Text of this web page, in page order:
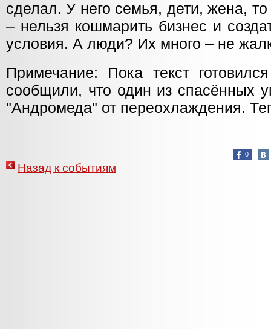
сделал. У него семья, дети, жена,
– нельзя кошмарить бизнес и
условия. А люди? Их много – не
Примечание: Пока текст
сообщили, что один из спасённых
"Андромеда" от переохлаждения.
0
Назад к событиям